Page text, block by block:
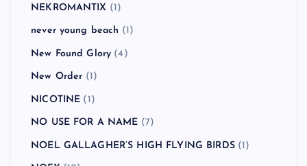
NEKROMANTIX (1)
never young beach (1)
New Found Glory (4)
New Order (1)
NICOTINE (1)
NO USE FOR A NAME (7)
NOEL GALLAGHER’S HIGH FLYING BIRDS(1)